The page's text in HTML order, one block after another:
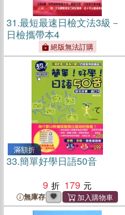
31.最短最速日檢文法3級－
日檢攜帶本4
絕版無法訂購
滿額折
33.簡單好學日語50音
9
179
無庫存